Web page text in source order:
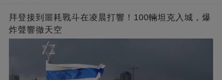
拜登接到噩耗戰斗在凌晨打響！100輛坦克入城，爆
炸聲響徹天空